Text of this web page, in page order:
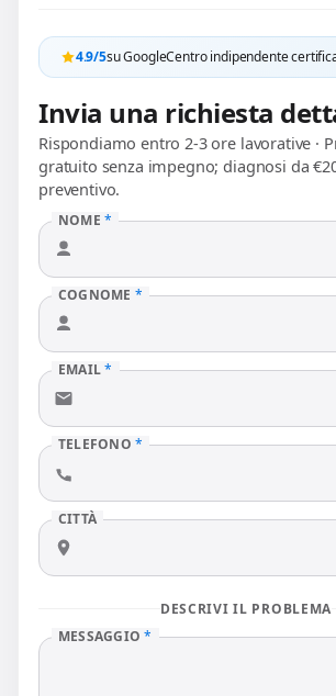
4.9/5su GoogleCentro indipendente
Invia una richiesta
Rispondiamo entro 2-3 ore lavorative ·
gratuito senza impegno; diagnosi da
preventivo.
NOME*
COGNOME *
EMAIL*
TELEFONO*
CITTÀ
DESCRIVI IL PROBLEMA
MESSAGGIO*